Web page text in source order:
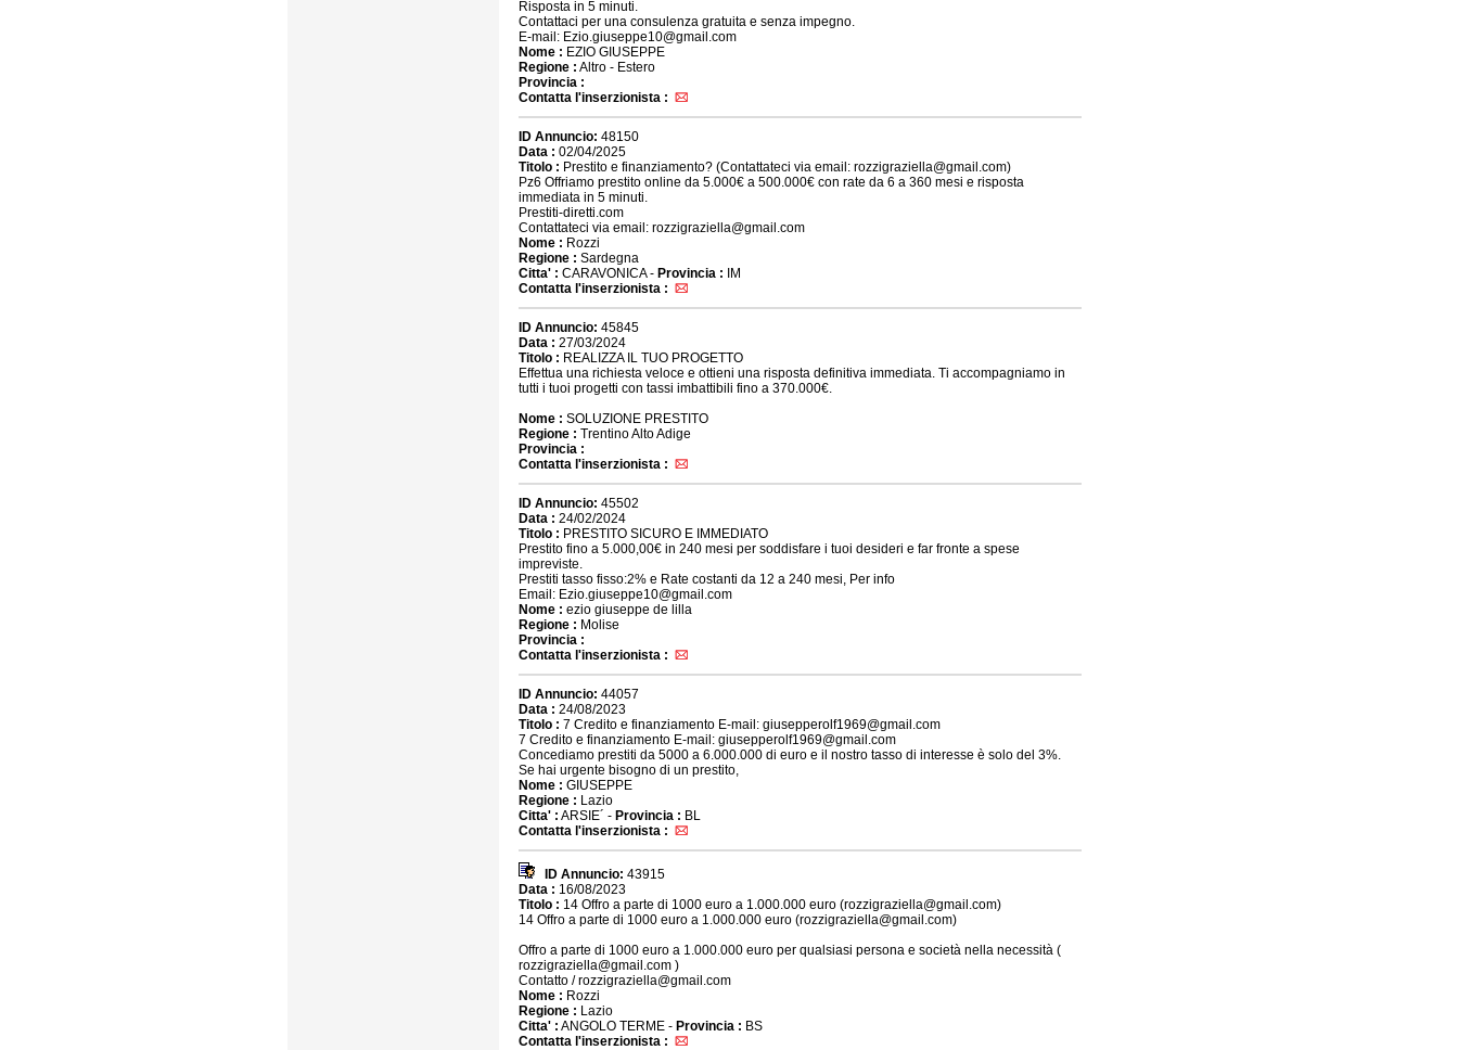
Risposta in 5 minuti.
Contattaci per una consulenza gratuita e senza impegno.
E-mail: Ezio.giuseppe10@gmail.com
Nome : EZIO GIUSEPPE
Regione : Altro - Estero
Provincia :
Contatta l'inserzionista :
ID Annuncio: 48150
Data : 02/04/2025
Titolo : Prestito e finanziamento? (Contattateci via email: rozzigraziella@gmail.com)
Pz6 Offriamo prestito online da 5.000€ a 500.000€ con rate da 6 a 360 mesi e risposta
immediata in 5 minuti.
Prestiti-diretti.com
Contattateci via email: rozzigraziella@gmail.com
Nome : Rozzi
Regione : Sardegna
Citta' : CARAVONICA - Provincia : IM
Contatta l'inserzionista :
ID Annuncio: 45845
Data : 27/03/2024
Titolo : REALIZZA IL TUO PROGETTO
Effettua una richiesta veloce e ottieni una risposta definitiva immediata. Ti accompagniamo in
tutti i tuoi progetti con tassi imbattibili fino a 370.000€.
Nome : SOLUZIONE PRESTITO
Regione : Trentino Alto Adige
Provincia :
Contatta l'inserzionista :
ID Annuncio: 45502
Data : 24/02/2024
Titolo : PRESTITO SICURO E IMMEDIATO
Prestito fino a 5.000,00€ in 240 mesi per soddisfare i tuoi desideri e far fronte a spese
impreviste.
Prestiti tasso fisso:2% e Rate costanti da 12 a 240 mesi, Per info
Email: Ezio.giuseppe10@gmail.com
Nome : ezio giuseppe de lilla
Regione : Molise
Provincia :
Contatta l'inserzionista :
ID Annuncio: 44057
Data : 24/08/2023
Titolo : 7 Credito e finanziamento E-mail: giusepperolf1969@gmail.com
7 Credito e finanziamento E-mail: giusepperolf1969@gmail.com
Concediamo prestiti da 5000 a 6.000.000 di euro e il nostro tasso di interesse è solo del 3%.
Se hai urgente bisogno di un prestito,
Nome : GIUSEPPE
Regione : Lazio
Citta' : ARSIE´ - Provincia : BL
Contatta l'inserzionista :
ID Annuncio: 43915
Data : 16/08/2023
Titolo : 14 Offro a parte di 1000 euro a 1.000.000 euro (rozzigraziella@gmail.com)
14 Offro a parte di 1000 euro a 1.000.000 euro (rozzigraziella@gmail.com)
Offro a parte di 1000 euro a 1.000.000 euro per qualsiasi persona e società nella necessità (
rozzigraziella@gmail.com )
Contatto / rozzigraziella@gmail.com
Nome : Rozzi
Regione : Lazio
Citta' : ANGOLO TERME - Provincia : BS
Contatta l'inserzionista :